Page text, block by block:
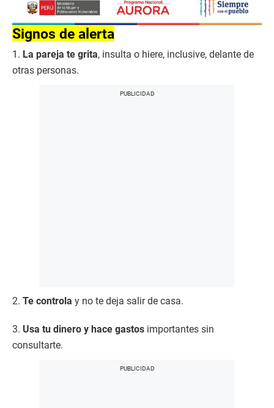
Signos de alerta
1. La pareja te grita, insulta o hiere, inclusive, delante de
otras personas.
2. Te controla y no te deja salir de casa.
3. Usa tu dinero y hace gastos importantes sin
consultarte.